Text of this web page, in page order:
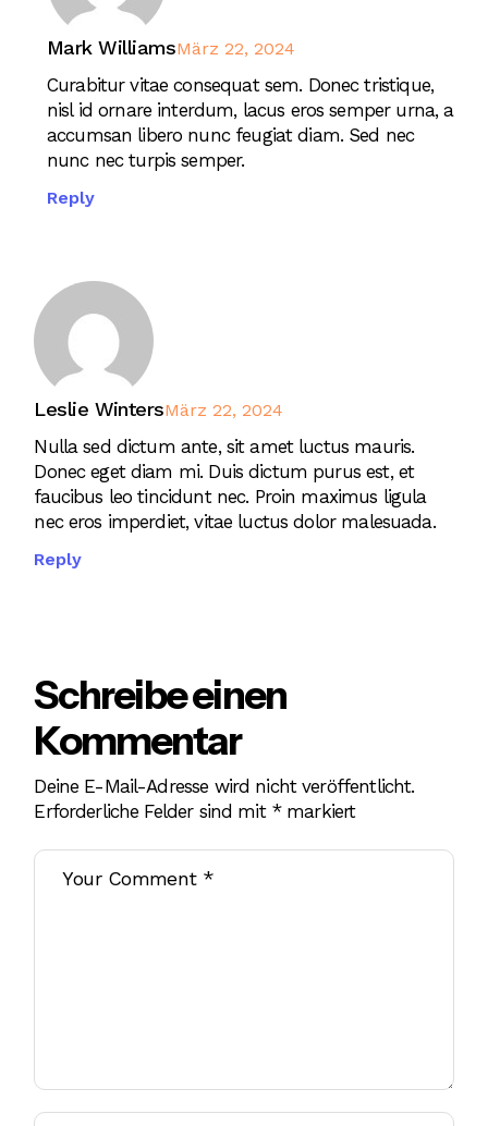
Mark WilliamsMärz 22, 2024
Curabitur vitae consequat sem. Donec tristique,
nisl id ornare interdum, lacus eros semper urna, a
accumsan libero nunc feugiat diam. Sed nec
nunc nec turpis semper.
Reply
Leslie WintersMärz 22, 2024
Nulla sed dictum ante, sit amet luctus mauris.
Donec eget diam mi. Duis dictum purus est, et
faucibus leo tincidunt nec. Proin maximus ligula
nec eros imperdiet, vitae luctus dolor malesuada.
Reply
Schreibe einen
Kommentar
Deine E-Mail-Adresse wird nicht veröffentlicht.
Erforderliche Felder sind mit *markiert